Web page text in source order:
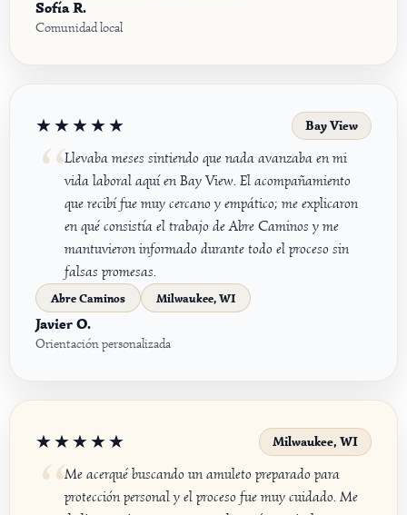
Sofía R.
Comunidad local
★★★★★
Bay View
Llevaba meses sintiendo que nada avanzaba en mi
vida laboral aquí en Bay View. El acompañamiento
que recibí fue muy cercano y empático; me explicaron
en qué consistía el trabajo de Abre Caminos y me
mantuvieron informado durante todo el proceso sin
falsas promesas.
Abre Caminos Milwaukee, WI
Javier O.
Orientación personalizada
★★★★★
Milwaukee, WI
Me acerqué buscando un amuleto preparado para
protección personal y el proceso fue muy cuidado. Me